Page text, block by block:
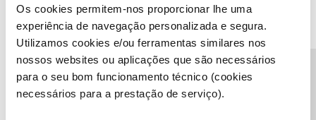
Os cookies permitem-nos proporcionar lhe uma
experiência de navegação personalizada e segura.
Utilizamos cookies e/ou ferramentas similares nos
nossos websites ou aplicações que são necessários
para o seu bom funcionamento técnico (cookies
necessários para a prestação de serviço).
Documento nº 557459211